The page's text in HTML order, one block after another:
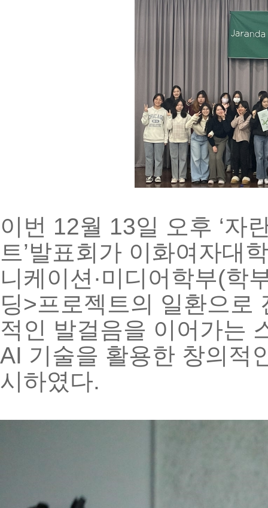
이번 12월 13일 오후 ‘자
트’발표회가 이화여자대
니케이션 ·미디어학부(학
딩>프로젝트의 일환으로
적인 발걸음을 이어가는
AI 기술을 활용한 창의적
시하였다.